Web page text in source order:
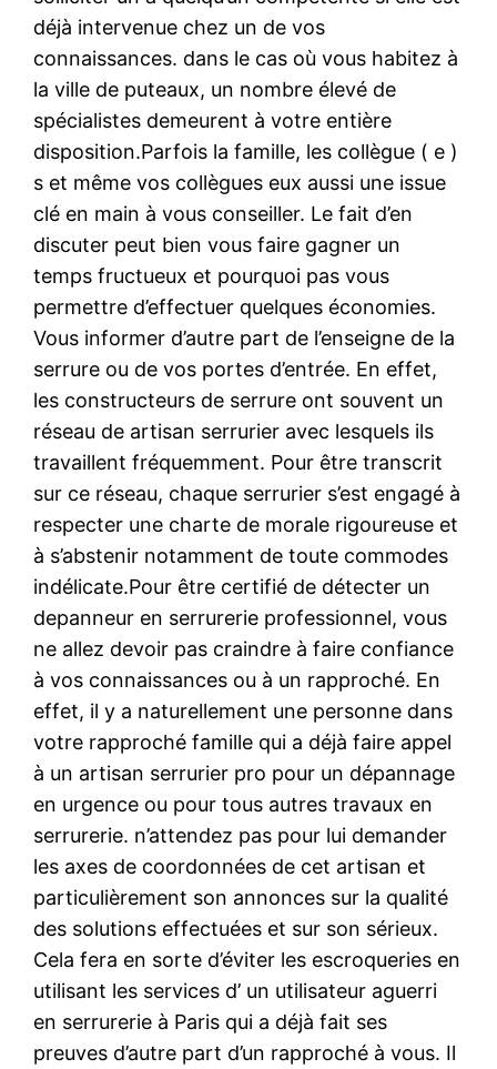
déjà intervenue chez un de vos
connaissances. dans le cas où vous habitez à
la ville de puteaux, un nombre élevé de
spécialistes demeurent à votre entière
disposition.Parfois la famille, les collègue ( e )
s et même vos collègues eux aussi une issue
clé en main à vous conseiller. Le fait d’en
discuter peut bien vous faire gagner un
temps fructueux et pourquoi pas vous
permettre d’effectuer quelques économies.
Vous informer d’autre part de l’enseigne de la
serrure ou de vos portes d’entrée. En effet,
les constructeurs de serrure ont souvent un
réseau de artisan serrurier avec lesquels ils
travaillent fréquemment. Pour être transcrit
sur ce réseau, chaque serrurier s’est engagé à
respecter une charte de morale rigoureuse et
à s’abstenir notamment de toute commodes
indélicate.Pour être certifié de détecter un
depanneur en serrurerie professionnel, vous
ne allez devoir pas craindre à faire confiance
à vos connaissances ou à un rapproché. En
effet, il y a naturellement une personne dans
votre rapproché famille qui a déjà faire appel
à un artisan serrurier pro pour un dépannage
en urgence ou pour tous autres travaux en
serrurerie. n’attendez pas pour lui demander
les axes de coordonnées de cet artisan et
particulièrement son annonces sur la qualité
des solutions effectuées et sur son sérieux.
Cela fera en sorte d’éviter les escroqueries en
utilisant les services d’ un utilisateur aguerri
en serrurerie à Paris qui a déjà fait ses
preuves d’autre part d’un rapproché à vous. Il